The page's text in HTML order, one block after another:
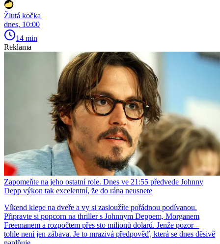
Žlutá kočka
dnes, 10:00
14 min
Reklama
Zapomeňte na jeho ostatní role. Dnes ve 21:55 předvede Johnny
Depp výkon tak excelentní, že do rána neusnete
Víkend klepe na dveře a vy si zasloužíte pořádnou podívanou.
Připravte si popcorn na thriller s Johnnym Deppem, Morganem
Freemanem a rozpočtem přes sto milionů dolarů. Jenže pozor –
tohle není jen zábava. Je to mrazivá předpověď, která se dnes děsivě